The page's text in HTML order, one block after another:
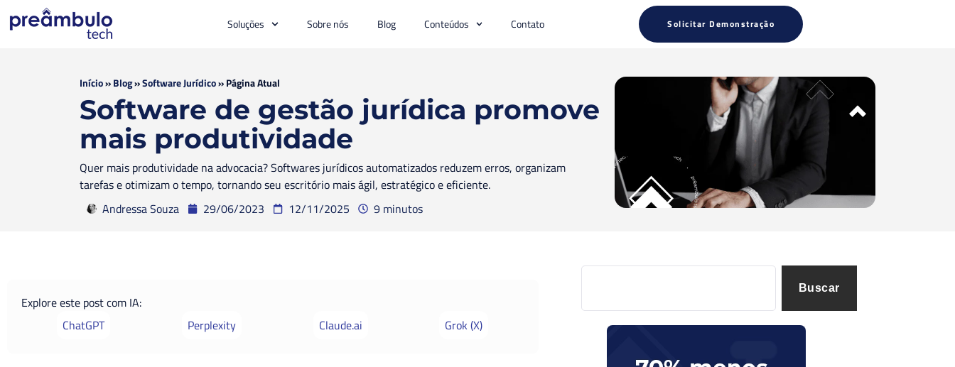
Soluções Sobre nós Blog Conteúdos Contato Solicitar Demonstração
Início»Blog»Software Jurídico»Página Atual
Software de gestão jurídica promove
mais produtividade
Quer mais produtividade na advocacia? Softwares jurídicos automatizados reduzem erros, organizam
tarefas e otimizam o tempo, tornando seu escritório mais ágil, estratégico e eficiente.
Andressa Souza
29/06/2023 12/11/2025 9 minutos
Explore este post com IA:
ChatGPT
Perplexity Claude.ai Grok (X)
Buscar